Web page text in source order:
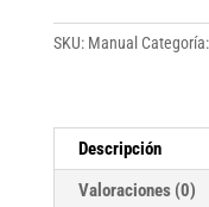
Ángeles
Volumen
SKU: Manual Categoría:
Descripción
Valoraciones (0)